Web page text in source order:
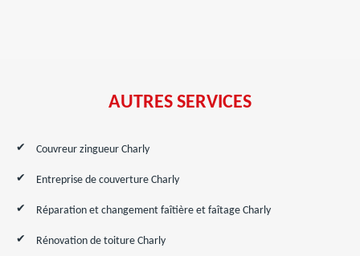
AUTRES SERVICES
Couvreur zingueur Charly
Entreprise de couverture Charly
Réparation et changement faîtière et faîtage Charly
Rénovation de toiture Charly